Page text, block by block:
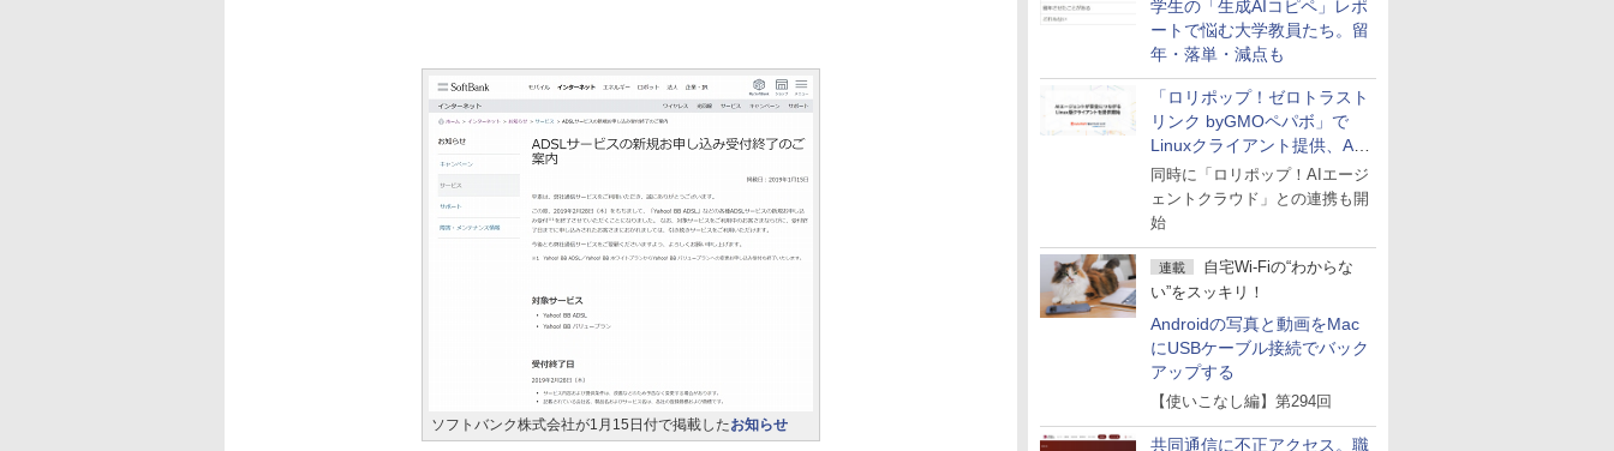
学生の「生成AIコピペ」レポ
ートで悩む大学教員たち。留
年・落単・減点も
「ロリポップ！ゼロトラスト
リンク byGMOペパボ」で
Linuxクライアント提供、AI
エージェントの接続が容易に
同時に「ロリポップ！AIエージ
ェントクラウド」との連携も開
始
連載
自宅Wi-Fiの“わからな
い”をスッキリ！
Androidの写真と動画をMac
にUSBケーブル接続でバック
アップする
【使いこなし編】第294回
共同通信に不正アクセス。職
ソフトバンク株式会社が1月15日付で掲載したお知らせ